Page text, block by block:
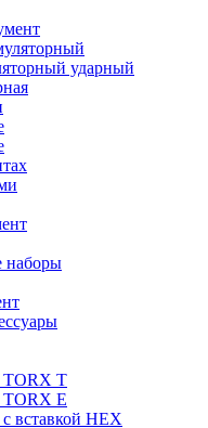
ударный
наборы
TORX T
TORX Е
вставкой HEX